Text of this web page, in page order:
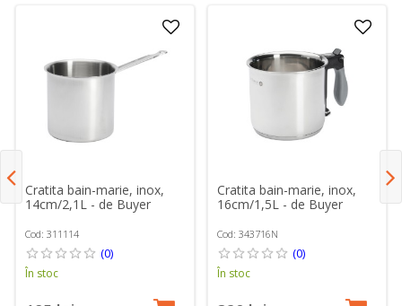
Cratita bain-marie, inox,
14cm/2,1L - de Buyer
Cod: 311114
(0)
În stoc
Cratita bain-marie, inox,
16cm/1,5L - de Buyer
Cod: 343716N
(0)
În stoc